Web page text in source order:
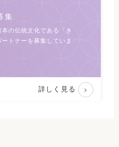
集
の伝統文化である
「き
トナーを募集していま
詳しく見る